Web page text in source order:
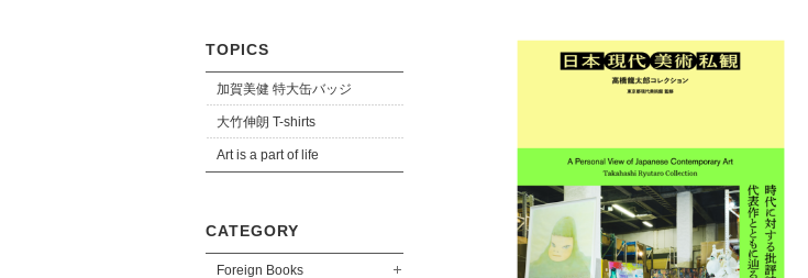
TOPICS
加賀美健 特大缶バッジ
大竹伸朗 T-shirts
Art is a part of life
CATEGORY
Foreign Books